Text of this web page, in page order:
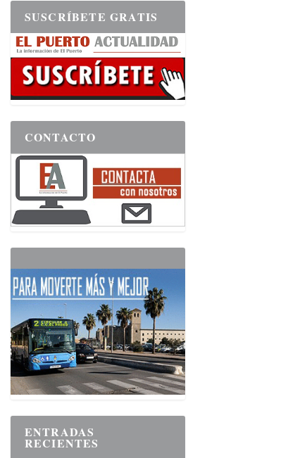
SUSCRÍBETE GRATIS
CONTACTO
ENTRADAS
RECIENTES